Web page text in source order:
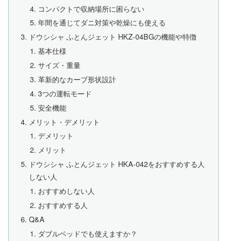
コンパクトで収納場所に困らない
年間を通じてダニ対策や乾燥にも使える
ドウシシャ ふとんジェット HKZ-04BGの機能や特徴
基本仕様
サイズ・重量
革新的なカーブ形状設計
3つの運転モード
安全機能
メリット・デメリット
デメリット
メリット
ドウシシャ ふとんジェット HKA-042をおすすめする人
しない人
おすすめしない人
おすすめする人
Q&A
ダブルベッドでも使えますか？